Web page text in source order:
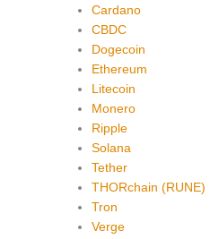
Cardano
CBDC
Dogecoin
Ethereum
Litecoin
Monero
Ripple
Solana
Tether
THORchain (RUNE)
Tron
Verge